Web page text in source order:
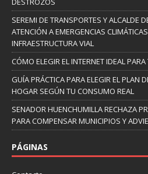
SEREMI DE TRANSPORTES Y ALCALDE
ATENCIÓN A EMERGENCIAS
INFRAESTRUCTURA VIAL
CÓMO ELEGIR EL INTERNET IDEAL
GUÍA PRÁCTICA PARA ELEGIR EL PLAN
HOGAR SEGÚN TU CONSUMO REAL
SENADOR HUENCHUMILLA RECHAZA
PARA COMPENSAR MUNICIPIOS Y
PÁGINAS